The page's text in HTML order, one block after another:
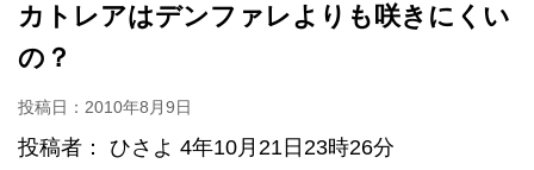
カトレアはデンファレよりも咲きにくい
の？
投稿日： 2010年8月9日
投稿者： ひさよ 4年10月21日23時26分